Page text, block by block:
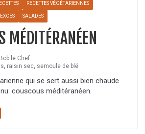
RECETTES VÉGÉTARIENNES
SALADES
MÉDITÉRANÉEN
Bob le Chef
, raisin sec, semoule de blé
qui se sert aussi bien chaude
couscous méditéranéen.